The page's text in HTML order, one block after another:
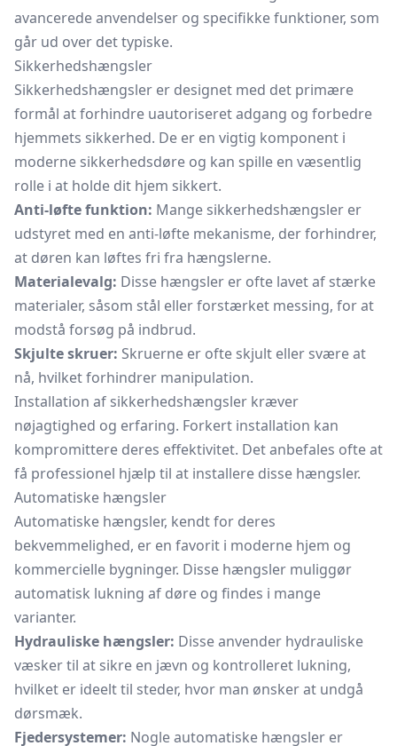
avancerede anvendelser og specifikke funktioner, som
går ud over det typiske.
Sikkerhedshængsler
Sikkerhedshængsler er designet med det primære
formål at forhindre uautoriseret adgang og forbedre
hjemmets sikkerhed. De er en vigtig komponent i
moderne sikkerhedsdøre og kan spille en væsentlig
rolle i at holde dit hjem sikkert.
Anti-løfte funktion: Mange sikkerhedshængsler er
udstyret med en anti-løfte mekanisme, der forhindrer,
at døren kan løftes fri fra hængslerne.
Materialevalg: Disse hængsler er ofte lavet af stærke
materialer, såsom stål eller forstærket messing, for at
modstå forsøg på indbrud.
Skjulte skruer: Skruerne er ofte skjult eller svære at
nå, hvilket forhindrer manipulation.
Installation af sikkerhedshængsler kræver
nøjagtighed og erfaring. Forkert installation kan
kompromittere deres effektivitet. Det anbefales ofte at
få professionel hjælp til at installere disse hængsler.
Automatiske hængsler
Automatiske hængsler, kendt for deres
bekvemmelighed, er en favorit i moderne hjem og
kommercielle bygninger. Disse hængsler muliggør
automatisk lukning af døre og findes i mange
varianter.
Hydrauliske hængsler: Disse anvender hydrauliske
væsker til at sikre en jævn og kontrolleret lukning,
hvilket er ideelt til steder, hvor man ønsker at undgå
dørsmæk.
Fjedersystemer: Nogle automatiske hængsler er